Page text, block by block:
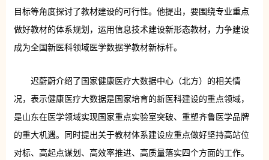
目标等角度探讨了教材建设的可行性。他提出，要围绕专业重点
做好教材的体系规划，运用信息技术建设新形态教材，力争建设
成为全国新医科领域医学数据学教材新标杆。
迟蔚蔚介绍了国家健康医疗大数据中心（北方）的相关情
况，表示健康医疗大数据是国家培育的新医科建设的重点领域，
是山东在医学领域实现国家重点实验室突破、重塑齐鲁医学品牌
的重大机遇。同时提出关于教材体系建设应重点做好坚持高站位
对标、高起点谋划、高效率推进、高质量落实四个方面的工作。